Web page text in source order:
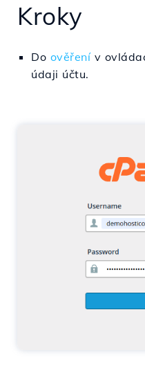
Kroky
Do ověření v
údaji účtu.